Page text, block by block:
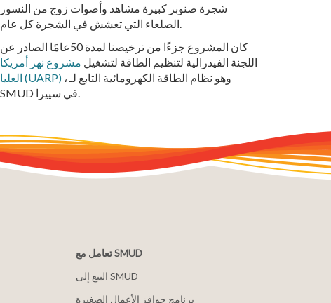
شجرة صنوبر كبيرة مشاهد وأصوات زوج من النسور
الصلعاء التي تعشش في الشجرة كل عام.
كان المشروع جزءًا من ترخيصنا لمدة 50عامًا الصادر عن
اللجنة الفيدرالية لتنظيم الطاقة لتشغيل مشروع نهر أمريكا
العليا (UARP) ، وهو نظام الطاقة الكهرومائية التابع لـ
SMUD في سييرا.
تعامل مع SMUD
البيع إلى SMUD
برنامج حوافز الأعمال الصغيرة